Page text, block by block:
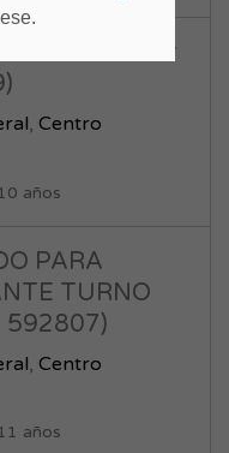
Contable Sr
,Centro
años
PARA
TURNO
592807)
,Centro
años